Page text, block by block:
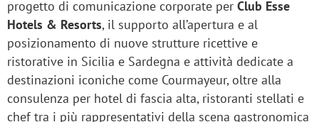
progetto di comunicazione corporate per Club Esse
Hotels & Resorts, il supporto all’apertura e al
posizionamento di nuove strutture ricettive e
ristorative in Sicilia e Sardegna e attività dedicate a
destinazioni iconiche come Courmayeur, oltre alla
consulenza per hotel di fascia alta, ristoranti stellati e
chef tra i più rappresentativi della scena gastronomica